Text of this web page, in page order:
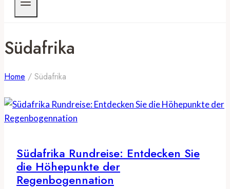
Südafrika
Home / Südafrika
Südafrika Rundreise: Entdecken Sie
die Höhepunkte der
Regenbogennation